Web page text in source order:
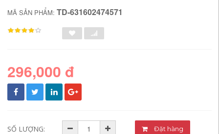
MÃ SẢN PHẨM: TD-631602474571
296,000 đ
SỐ LƯỢNG: Đặt hàng